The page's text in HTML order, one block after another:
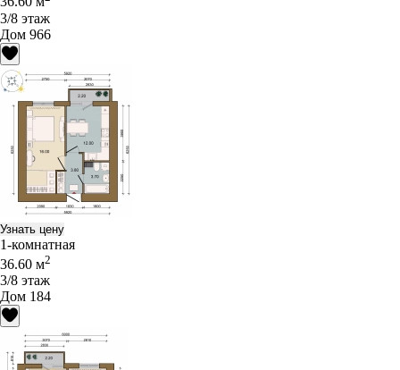
3/8 этаж
Дом 966
Узнать цену
1-комнатная
36.60 м2
3/8 этаж
Дом 184